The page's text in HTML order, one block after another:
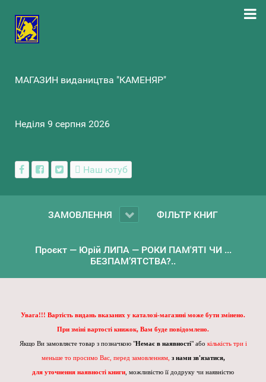
МАГАЗИН видаництва "КАМЕНЯР"
Неділя 9 серпня 2026
Наш ютуб
ЗАМОВЛЕННЯ ФІЛЬТР КНИГ
Проєкт — Юрій ЛИПА — РОКИ ПАМ'ЯТІ ЧИ ...
БЕЗПАМ’ЯТСТВА?..
Увага!!! Вартість видань вказаних у каталозі-магазині може бути змінено.
При зміні вартості книжок, Вам буде повідомлено.
Якщо Ви замовляєте товар з позначкою "Немає в наявності" або кількість три і
меньше то просимо Вас, перед замовленням, з нами зв'язатися,
для уточнення наявності книги , можливістю її додруку чи наявністю